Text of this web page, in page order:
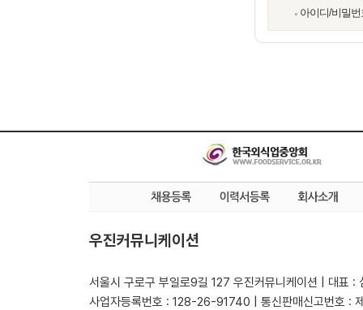
아이디/비밀
우진커뮤니케이션
서울시 구로구 부일로9길 127 우진커뮤니케이션 | 대표 :
사업자등록번호 : 128-26-91740 | 통신판매신고번호 :